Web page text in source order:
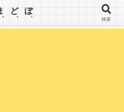
リーリタイア・週３日働いて、半分休む。wifiとPC
らずノマド生活を楽しみます。
どぼ
検索